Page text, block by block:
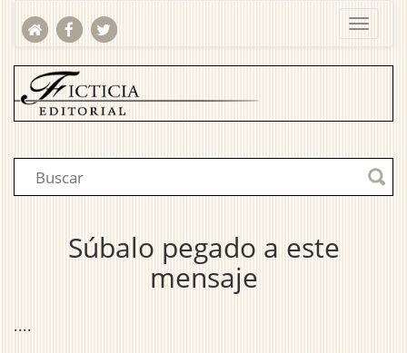
Súbalo pegado a este
mensaje
....